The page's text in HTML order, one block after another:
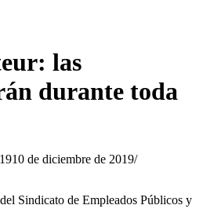
las
durante toda
10 de diciembre de 2019
Sindicato de Empleados Públicos y